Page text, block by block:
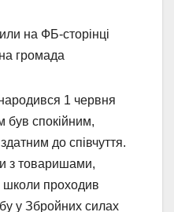
на ФБ-сторінці
громада
1 червня
був спокійним,
до співчуття.
з товаришами,
проходив
у Збройних силах